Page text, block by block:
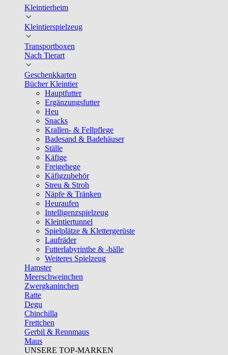
Kleintierheim
Kleintierspielzeug
Transportboxen
Nach Tierart
Geschenkkarten
Bücher Kleintier
Hauptfutter
Ergänzungsfutter
Heu
Snacks
Krallen- & Fellpflege
Badesand & Badehäuser
Ställe
Käfige
Freigehege
Käfigzubehör
Streu & Stroh
Näpfe & Tränken
Heuraufen
Intelligenzspielzeug
Kleintiertunnel
Spielplätze & Klettergerüste
Laufräder
Futterlabyrinthe & -bälle
Weiteres Spielzeug
Hamster
Meerschweinchen
Zwergkaninchen
Ratte
Degu
Chinchilla
Frettchen
Gerbil & Rennmaus
Maus
UNSERE TOP-MARKEN